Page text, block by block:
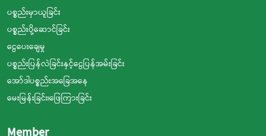
ပစ္စည်းမှာယူခြင်း
ပစ္စည်းပို့ဆောင်ခြင်း
ငွေပေးချေမှု
ပစ္စည်းပြန်လဲခြင်းနှင့်ငွေပြန်အမ်းခြင်း
အော်ဒါပစ္စည်းအခြေအနေ
မေးမြန်းခြင်း၊ဖြေကြားခြင်း